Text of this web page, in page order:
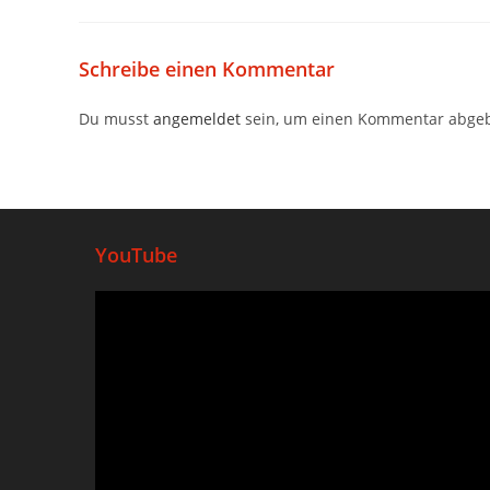
Schreibe einen Kommentar
Du musst angemeldet sein, um einen Kommentar
YouTube